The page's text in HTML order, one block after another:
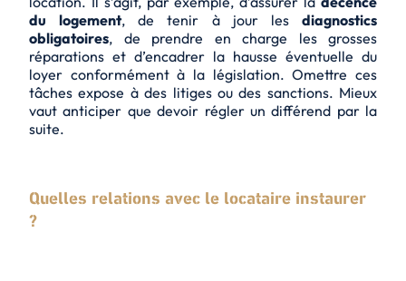
du logement, de tenir à jour lesdiagnostics
obligatoires, de prendre en charge les grosses
réparations et d’encadrer la hausse éventuelle du
loyer conformément à la législation. Omettre ces
tâches expose à des litiges ou des sanctions. Mieux
vaut anticiper que devoir régler un différend par la
suite.
Quelles relations avec le locataire instaurer
?